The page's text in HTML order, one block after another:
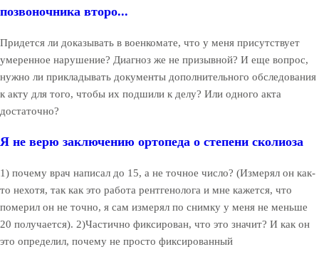
позвоночника второ...
Придется ли доказывать в военкомате, что у меня присутствует
умеренное нарушение? Диагноз же не призывной? И еще вопрос,
нужно ли прикладывать документы дополнительного обследования
к акту для того, чтобы их подшили к делу? Или одного акта
достаточно?
Я не верю заключению ортопеда о степени сколиоза
1) почему врач написал до 15, а не точное число? (Измерял он как-
то нехотя, так как это работа рентгенолога и мне кажется, что
померил он не точно, я сам измерял по снимку у меня не меньше
20 получается). 2)Частично фиксирован, что это значит? И как он
это определил, почему не просто фиксированный